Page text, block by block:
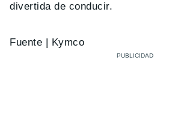
divertida de conducir.
Fuente | Kymco